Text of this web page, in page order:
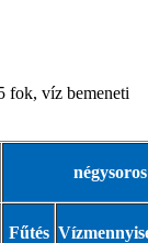
fok, víz bemeneti
Fűtés